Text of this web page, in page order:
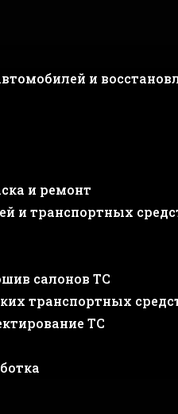
и
и ремонт
и транспортных
салонов ТС
транспортных
ТС